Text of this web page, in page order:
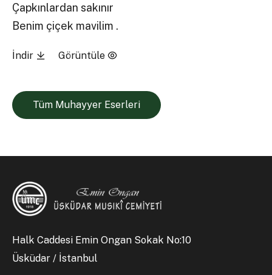
Çapkınlardan sakınır
Benim çiçek mavilim .
İndir Görüntüle
Tüm Muhayyer Eserleri
Halk Caddesi Emin Ongan Sokak No:10
Üsküdar / İstanbul